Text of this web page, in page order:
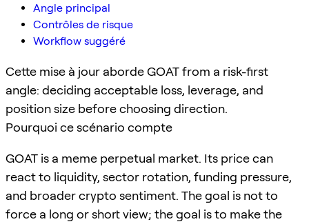
Angle principal
Contrôles de risque
Workflow suggéré
Cette mise à jour aborde GOAT from a risk-first
angle: deciding acceptable loss, leverage, and
position size before choosing direction.
Pourquoi ce scénario compte
GOAT is a meme perpetual market. Its price can
react to liquidity, sector rotation, funding pressure,
and broader crypto sentiment. The goal is not to
force a long or short view; the goal is to make the